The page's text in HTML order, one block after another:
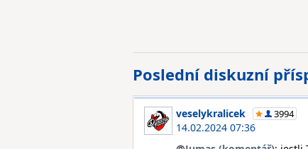
Poslední diskuzní
veselykralicek 3994
14.02.2024 07:36